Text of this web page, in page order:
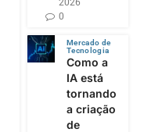
0
Mercado de
Tecnologia
Como a
IA está
tornando
a criação
de